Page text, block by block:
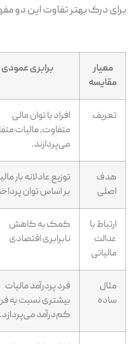
برای درک بهتر تفاوت این دو
معیار
مقایسه
برابری عمودی
تعریف
افراد با توان مالی
متفاوت، مالیات
می‌پردازند.
هدف
اصلی
توزیع عادلانه بار
بر اساس توان
ارتباط با
عدالت
مالیاتی
کمک به کاهش
نابرابری اقتصادی
مثال
ساده
فرد پردرآمد مالیات
بیشتری نسبت به
کم‌درآمد می‌پردازد.